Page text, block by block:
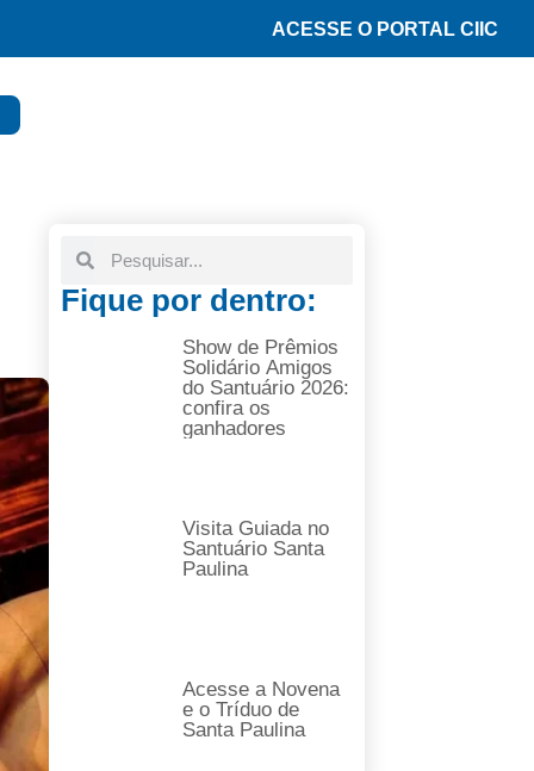
ACESSE O PORTAL CIIC
Fique por dentro:
Show de Prêmios
Solidário Amigos
do Santuário 2026:
confira os
ganhadores
Visita Guiada no
Santuário Santa
Paulina
Acesse a Novena
e o Tríduo de
Santa Paulina